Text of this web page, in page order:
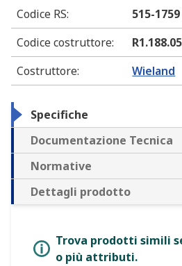
Codice RS:
515-1759
Codice costruttore:
Costruttore: Wieland
Specifiche
Documentazione Tecnica
Normative
Dettagli prodotto
Trova prodotti simili
o più attributi.